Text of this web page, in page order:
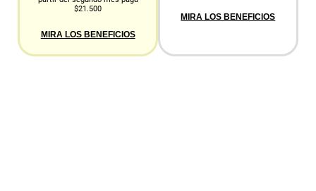
$21.500
MIRA LOS BENEFICIOS
MIRA LOS BENEFICIOS